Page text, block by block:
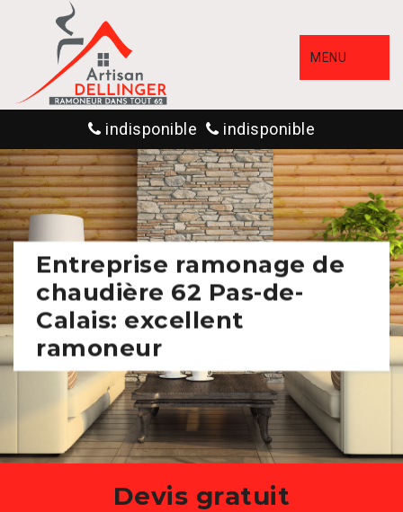
MENU
indisponible indisponible
Entreprise ramonage de
chaudière 62 Pas-de-
Calais: excellent
ramoneur
Devis gratuit